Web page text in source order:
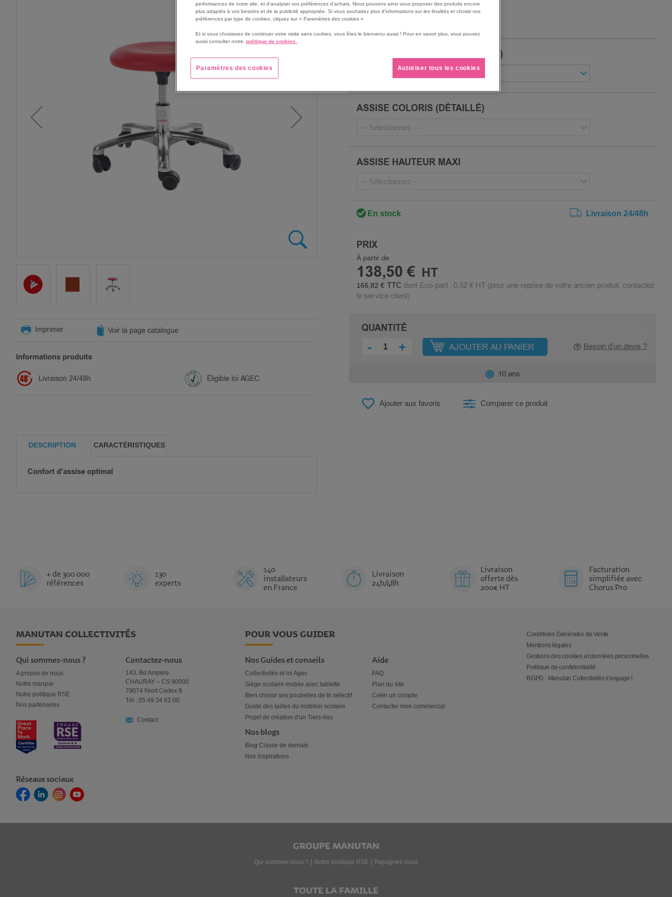
THE
THE
IMAGES
GALLERY
Roulettes Ø 50 mm.
Voir le descriptif complet
PIÉTEMENT COLORIS (DÉTAILLÉ)
ASSISE COLORIS (DÉTAILLÉ)
ASSISE HAUTEUR MAXI
En stock Livraison 24/48h
PRIX
À partir de
138,50 €
166,82 € dont Eco-part : 0,52 €HT (pour une reprise de votre ancien produit, contactez
le service client)
QUANTITÉ
- + AJOUTER AU PANIER Besoin d’un devis ?
Ajouter aux favoris Comparer ce produit
10 ans
Imprimer Voir la page catalogue
Informations produits
Livraison 24/48h Éligible loi AGEC
DESCRIPTION
Confort d'assise optimal
CARACTÉRISTIQUES
+ de 300 000
références
130
experts
140
installateurs
en France
Livraison
24h/48h
Livraison
offerte dès
200€ HT
Facturation
simplifiée avec
Chorus Pro
MANUTAN COLLECTIVITÉS
Qui sommes-nous ?
A propos de nous
Notre marque
Notre politique RSE
Nos partenaires
Réseaux sociaux
Contactez-nous
143, Bd Ampère
CHAURAY – CS 90000
79074 Niort Cedex 9
Tél : 05 49 34 62 00
Contact
POUR VOUS GUIDER
Nos Guides et conseils
Collectivités et loi Agec
Siège scolaire mobile avec tablette
Bien choisir ses poubelles de tri sélectif
Guide des tailles du mobilier scolaire
Projet de création d'un Tiers-lieu
Nos blogs
Blog Classe de demain
Nos inspirations
Aide
FAQ
Plan du site
Créer un compte
Contacter mon commercial
Conditions Générales de Vente
Mentions légales
Gestions des cookies et données personnelles
Politique de confidentialité
RGPD : Manutan Collectivités s'engage !
GROUPE MANUTAN
Qui sommes-nous ? | Notre politique RSE | Rejoignez-nous
TOUTE LA FAMILLE
performances de notre site, et d'analyser vos préférences d'achats. Nous pouvons ainsi vous proposer des produits encore
plus adaptés à vos besoins et de la publicité appropriée. Si vous souhaitez plus d'informations sur les finalités et choisir vos
préférences par type de cookies, cliquez sur « Paramètres des cookies ».
Et si vous choisissez de continuer votre visite sans cookies, vous êtes le bienvenu aussi ! Pour en savoir plus, vous pouvez
aussi consulter notre politique de cookies.
Paramètres des cookies Autoriser tous les cookies